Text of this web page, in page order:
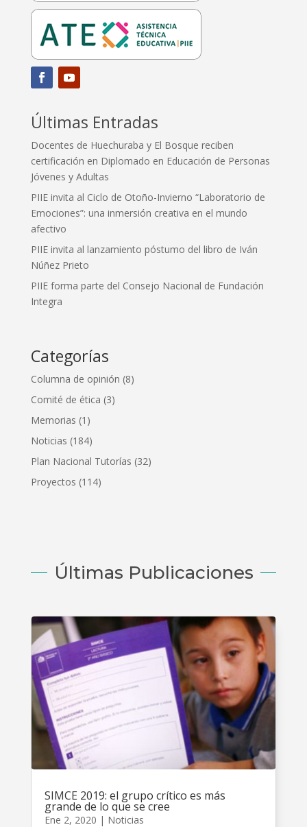
Últimas Entradas
Docentes de Huechuraba y El Bosque reciben
certificación en Diplomado en Educación de Personas
Jóvenes y Adultas
PIIE invita al Ciclo de Otoño-Invierno “Laboratorio de
Emociones”: una inmersión creativa en el mundo
afectivo
PIIE invita al lanzamiento póstumo del libro de Iván
Núñez Prieto
PIIE forma parte del Consejo Nacional de Fundación
Integra
Categorías
Columna de opinión (8)
Comité de ética (3)
Memorias (1)
Noticias (184)
Plan Nacional Tutorías (32)
Proyectos (114)
Últimas Publicaciones
SIMCE 2019: el grupo crítico es más
grande de lo que se cree
Ene 2, 2020 | Noticias